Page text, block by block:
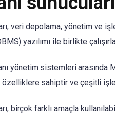
veri depolama, yönetim ve
yazılımı ile birlikte
yönetim sistemleri arasında
özelliklere sahiptir ve çeşitli
birçok farklı amaçla